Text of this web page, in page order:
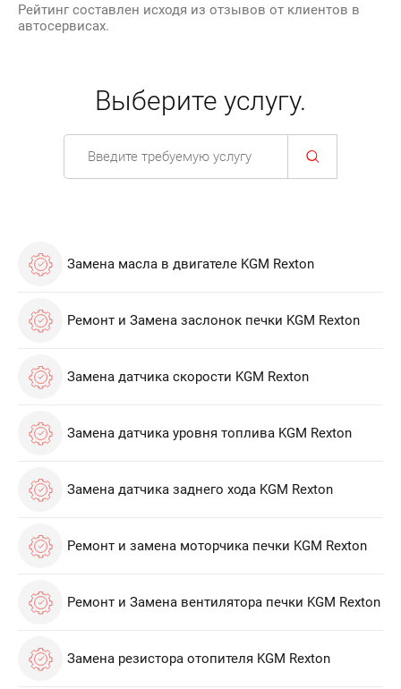
Рейтинг составлен исходя из отзывов от клиентов в
автосервисах.
Выберите услугу.
Замена масла в двигателе KGM Rexton
Ремонт и Замена заслонок печки KGM Rexton
Замена датчика скорости KGM Rexton
Замена датчика уровня топлива KGM Rexton
Замена датчика заднего хода KGM Rexton
Ремонт и замена моторчика печки KGM Rexton
Ремонт и Замена вентилятора печки KGM Rexton
Замена резистора отопителя KGM Rexton